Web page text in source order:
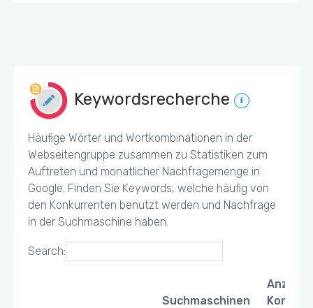
Keywordsrecherche
Häufige Wörter und Wortkombinationen in der
Webseitengruppe zusammen zu Statistiken zum
Auftreten und monatlicher Nachfragemenge in
Google. Finden Sie Keywords, welche häufig von
den Konkurrenten benutzt werden und Nachfrage
in der Suchmaschine haben.
Search:
Suchmaschinen
Anzahl